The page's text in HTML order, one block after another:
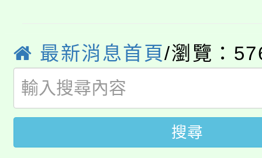
局官網。
8月14至27日，桃園電
開!
115年桃園市運動會8/
田徑場及游泳池舉行。
桃園市低收入戶享有免
視費優惠，中低收入戶
大園自造教育及科技中
最新消息首頁/瀏覽：
搜尋